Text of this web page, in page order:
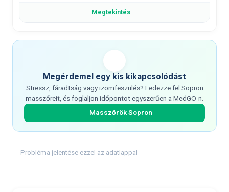
Megtekintés
Megérdemel egy kis kikapcsolódást
Stressz, fáradtság vagy izomfeszülés? Fedezze fel Sopron
masszőreit, és foglaljon időpontot egyszerűen a MedGO-n.
Masszőrök Sopron
Probléma jelentése ezzel az adatlappal